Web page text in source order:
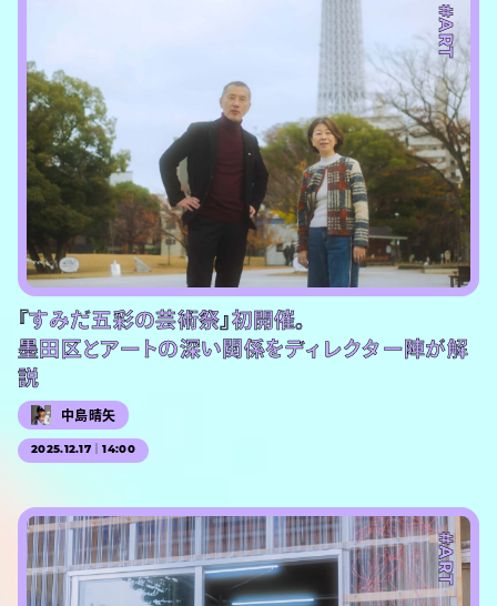
#ART
『すみだ五彩の芸術祭』初開催。
墨田区とアートの深い関係をディレクター陣が解
説
中島晴矢
2025.12.17｜14:00
#PR
#ART